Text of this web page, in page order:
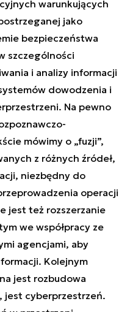
warunkujących
jako
bezpieczeństwa
szczególności
i analizy informacji
dowodzenia i
Na pewno
mówimy o „fuzji”,
z różnych źródeł,
niezbędny do
operacji
jest też rozszerzanie
we współpracy ze
agencjami, aby
Kolejnym
jest rozbudowa
jest cyberprzestrzeń.